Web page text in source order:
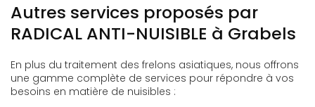
Autres services proposés par
RADICAL ANTI-NUISIBLE à Grabels
En plus du traitement des frelons asiatiques, nous offrons
une gamme complète de services pour répondre à vos
besoins en matière de nuisibles :